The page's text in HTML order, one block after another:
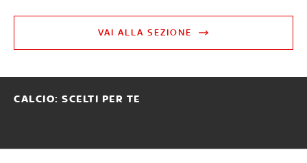
VAI ALLA SEZIONE
CALCIO: SCELTI PER TE